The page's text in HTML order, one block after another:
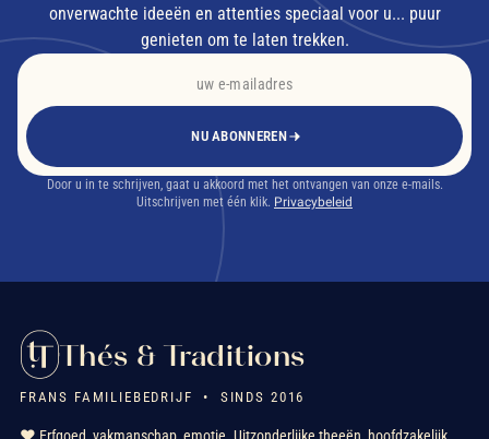
onverwachte ideeën en attenties speciaal voor u... puur
genieten om te laten trekken.
NU ABONNEREN
Door u in te schrijven, gaat u akkoord met het ontvangen van onze e-mails.
Uitschrijven met één klik. Privacybeleid
Thés & Traditions
FRANS FAMILIEBEDRIJF • SINDS 2016